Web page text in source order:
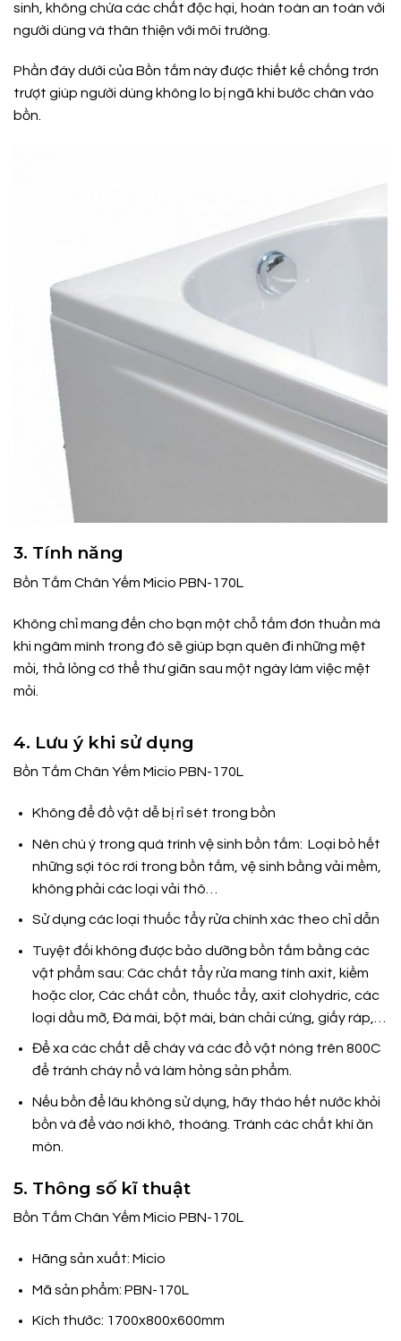
sinh, không chứa các chất độc hại, hoàn toàn an toàn với
người dùng và thân thiện với môi trường.
Phần đáy dưới của Bồn tắm này được thiết kế chống trơn
trượt giúp người dùng không lo bị ngã khi bước chân vào
bồn.
3. Tính năng
Bồn Tắm Chân Yếm Micio PBN-170L
Không chỉ mang đến cho bạn một chỗ tắm đơn thuần mà
khi ngâm mình trong đó sẽ giúp bạn quên đi những mệt
mỏi, thả lỏng cơ thể thư giãn sau một ngày làm việc mệt
mỏi.
4. Lưu ý khi sử dụng
Bồn Tắm Chân Yếm Micio PBN-170L
Không để đồ vật dễ bị rỉ sét trong bồn
Nên chú ý trong quá trình vệ sinh bồn tắm: Loại bỏ hết
những sợi tóc rơi trong bồn tắm, vệ sinh bằng vải mềm,
không phải các loại vải thô…
Sử dụng các loại thuốc tẩy rửa chính xác theo chỉ dẫn
Tuyệt đối không được bảo dưỡng bồn tắm bằng các
vật phẩm sau: Các chất tẩy rửa mang tính axit, kiềm
hoặc clor, Các chất cồn, thuốc tẩy, axit clohydric, các
loại dầu mỡ, Đá mài, bột mài, bàn chải cứng, giấy ráp,…
Để xa các chất dễ cháy và các đồ vật nóng trên 800C
để tránh cháy nổ và làm hỏng sản phẩm.
Nếu bồn để lâu không sử dụng, hãy tháo hết nước khỏi
bồn và để vào nơi khô, thoáng. Tránh các chất khí ăn
mòn.
5. Thông số kĩ thuật
Bồn Tắm Chân Yếm Micio PBN-170L
Hãng sản xuất: Micio
Mã sản phẩm: PBN-170L
Kích thước: 1700x800x600mm